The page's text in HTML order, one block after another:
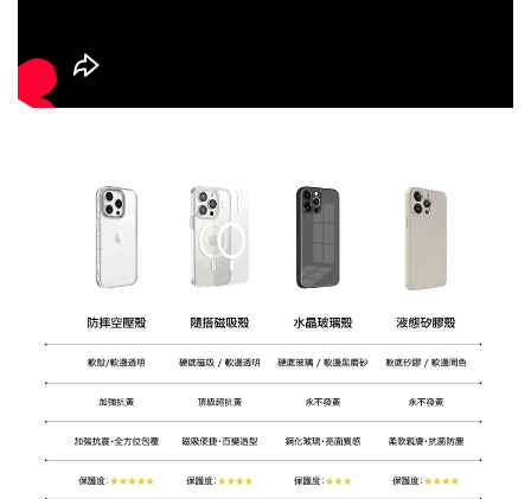
視化妝包
NT$ 159
NT$ 189
NT$ 249
瀏覽更多